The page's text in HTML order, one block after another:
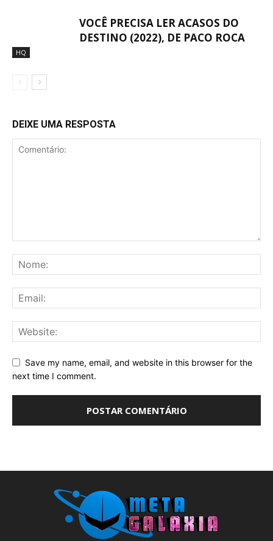
HQ
VOCÊ PRECISA LER ACASOS DO
DESTINO (2022), DE PACO ROCA
DEIXE UMA RESPOSTA
Save my name, email, and website in this browser for the
next time I comment.